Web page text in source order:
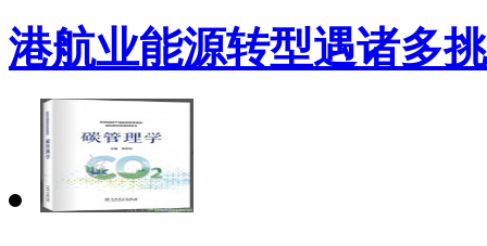
港航业能源转型遇诸多